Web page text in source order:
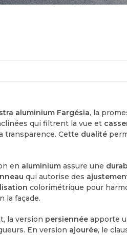
aluminium Fargésia, la
qui filtrent la vue et
transparence. Cette dualité
en aluminium assure une
qui autorise des
colorimétrique pour
la façade.
la version persiennée apporte
En version ajourée, le